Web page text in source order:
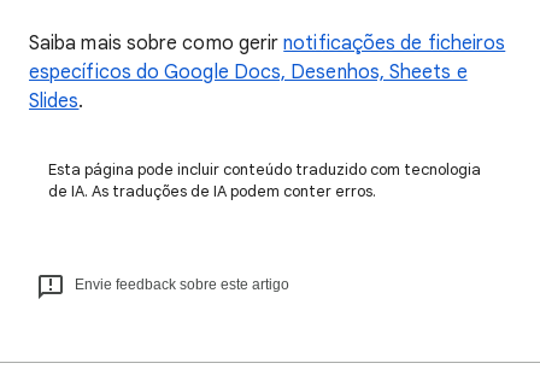
Saiba mais sobre como gerirnotificações de ficheiros
específicos do Google Docs, Desenhos, Sheets e
Slides.
Esta página pode incluir conteúdo traduzido com tecnologia
de IA. As traduções de IA podem conter erros.
Envie feedback sobre este artigo